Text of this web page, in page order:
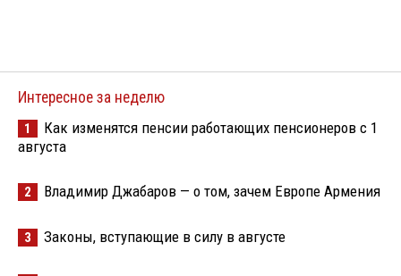
Интересное за неделю
1
Как изменятся пенсии работающих пенсионеров с 1
августа
2 Владимир Джабаров — о том, зачем Европе Армения
3 Законы, вступающие в силу в августе